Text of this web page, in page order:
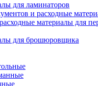
для ламинаторов
и расходные
материалы для
для брошюровщика